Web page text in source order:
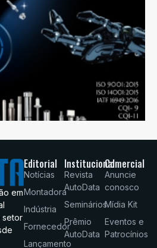
em
setor
Editorial
Notícias
Montadora
Indústria
Fornecedor
Lançamento
Institucional
Revista
AutoData
Seminários
Prêmio
AutoData
Comercial
Anuncie
conosco
Mídia Kit
Eventos e
Patrocínios